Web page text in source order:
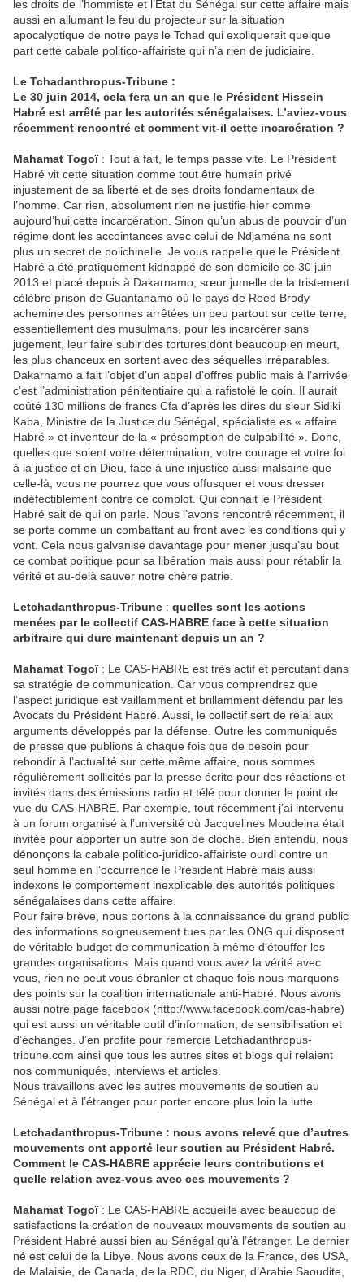
les droits de l’hommiste et l’Etat du Sénégal sur cette affaire mais
aussi en allumant le feu du projecteur sur la situation
apocalyptique de notre pays le Tchad qui expliquerait quelque
part cette cabale politico-affairiste qui n’a rien de judiciaire.
Le Tchadanthropus-Tribune :
Le 30 juin 2014, cela fera un an que le Président Hissein
Habré est arrêté par les autorités sénégalaises. L’aviez-vous
récemment rencontré et comment vit-il cette incarcération ?
Mahamat Togoï : Tout à fait, le temps passe vite. Le Président
Habré vit cette situation comme tout être humain privé
injustement de sa liberté et de ses droits fondamentaux de
l’homme. Car rien, absolument rien ne justifie hier comme
aujourd’hui cette incarcération. Sinon qu’un abus de pouvoir d’un
régime dont les accointances avec celui de Ndjaména ne sont
plus un secret de polichinelle. Je vous rappelle que le Président
Habré a été pratiquement kidnappé de son domicile ce 30 juin
2013 et placé depuis à Dakarnamo, sœur jumelle de la tristement
célèbre prison de Guantanamo où le pays de Reed Brody
achemine des personnes arrêtées un peu partout sur cette terre,
essentiellement des musulmans, pour les incarcérer sans
jugement, leur faire subir des tortures dont beaucoup en meurt,
les plus chanceux en sortent avec des séquelles irréparables.
Dakarnamo a fait l’objet d’un appel d’offres public mais à l’arrivée
c’est l’administration pénitentiaire qui a rafistolé le coin. Il aurait
coûté 130 millions de francs Cfa d’après les dires du sieur Sidiki
Kaba, Ministre de la Justice du Sénégal, spécialiste es « affaire
Habré » et inventeur de la « présomption de culpabilité ». Donc,
quelles que soient votre détermination, votre courage et votre foi
à la justice et en Dieu, face à une injustice aussi malsaine que
celle-là, vous ne pourrez que vous offusquer et vous dresser
indéfectiblement contre ce complot. Qui connait le Président
Habré sait de qui on parle. Nous l’avons rencontré récemment, il
se porte comme un combattant au front avec les conditions qui y
vont. Cela nous galvanise davantage pour mener jusqu’au bout
ce combat politique pour sa libération mais aussi pour rétablir la
vérité et au-delà sauver notre chère patrie.
Letchadanthropus-Tribune : quelles sont les actions
menées par le collectif CAS-HABRE face à cette situation
arbitraire qui dure maintenant depuis un an ?
Mahamat Togoï: Le CAS-HABRE est très actif et percutant dans
sa stratégie de communication. Car vous comprendrez que
l’aspect juridique est vaillamment et brillamment défendu par les
Avocats du Président Habré. Aussi, le collectif sert de relai aux
arguments développés par la défense. Outre les communiqués
de presse que publions à chaque fois que de besoin pour
rebondir à l’actualité sur cette même affaire, nous sommes
régulièrement sollicités par la presse écrite pour des réactions et
invités dans des émissions radio et télé pour donner le point de
vue du CAS-HABRE. Par exemple, tout récemment j’ai intervenu
à un forum organisé à l’université où Jacquelines Moudeina était
invitée pour apporter un autre son de cloche. Bien entendu, nous
dénonçons la cabale politico-juridico-affairiste ourdi contre un
seul homme en l’occurrence le Président Habré mais aussi
indexons le comportement inexplicable des autorités politiques
sénégalaises dans cette affaire.
Pour faire brève, nous portons à la connaissance du grand public
des informations soigneusement tues par les ONG qui disposent
de véritable budget de communication à même d’étouffer les
grandes organisations. Mais quand vous avez la vérité avec
vous, rien ne peut vous ébranler et chaque fois nous marquons
des points sur la coalition internationale anti-Habré. Nous avons
aussi notre page facebook (http://www.facebook.com/cas-habre)
qui est aussi un véritable outil d’information, de sensibilisation et
d’échanges. J’en profite pour remercie Letchadanthropus-
tribune.com ainsi que tous les autres sites et blogs qui relaient
nos communiqués, interviews et articles.
Nous travaillons avec les autres mouvements de soutien au
Sénégal et à l’étranger pour porter encore plus loin la lutte.
Letchadanthropus-Tribune : nous avons relevé que d’autres
mouvements ont apporté leur soutien au Président Habré.
Comment le CAS-HABRE apprécie leurs contributions et
quelle relation avez-vous avec ces mouvements ?
Mahamat Togoï: Le CAS-HABRE accueille avec beaucoup de
satisfactions la création de nouveaux mouvements de soutien au
Président Habré aussi bien au Sénégal qu’à l’étranger. Le dernier
né est celui de la Libye. Nous avons ceux de la France, des USA,
de Malaisie, de Canada, de la RDC, du Niger, d’Arabie Saoudite,